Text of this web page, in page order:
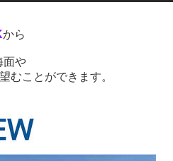
から
面や
むことができます。